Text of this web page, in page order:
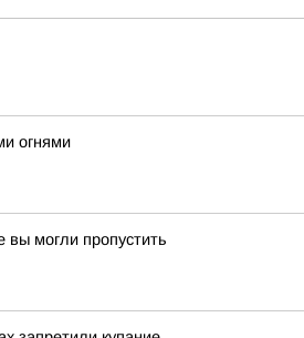
огнями
вы могли пропустить